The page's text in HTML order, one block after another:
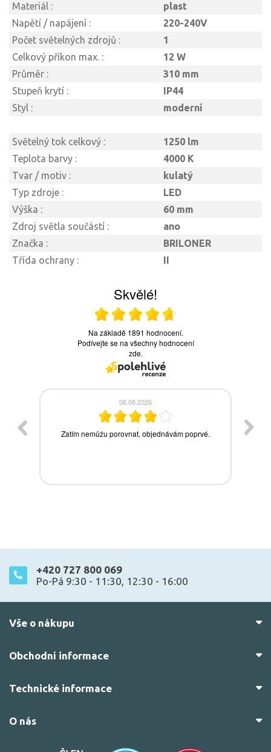
Materiál :
plast
Napětí / napájení :
220-240V
Počet světelných zdrojů :
1
Celkový příkon max. :
12 W
Průměr :
310 mm
Stupeň krytí :
IP44
Styl :
moderní
Světelný tok celkový :
1250 lm
Teplota barvy :
4000 K
Tvar / motiv :
kulatý
Typ zdroje :
LED
Výška :
60 mm
Zdroj světla součástí :
ano
Značka :
BRILONER
Třída ochrany :
II
+420 727 800 069
Po-Pá 9:30 - 11:30, 12:30 - 16:00
Vše o nákupu
Obchodní informace
Technické informace
O nás